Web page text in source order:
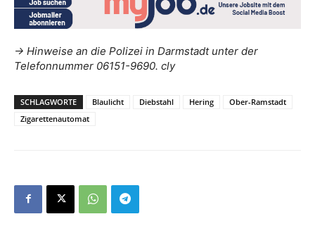
-> Hinweise an die Polizei in Darmstadt unter der
Telefonnummer 06151-9690. cly
SCHLAGWORTE Blaulicht Diebstahl Hering
Ober-Ramstadt
Zigarettenautomat